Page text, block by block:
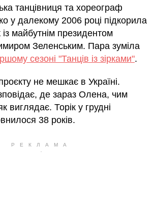
танцівниця та хореограф
у далекому 2006 році підкорила
майбутнім президентом
Зеленським. Пара зуміла
сезоні "Танців із зірками".
не мешкає в Україні.
де зараз Олена, чим
виглядає. Торік у грудні
38 років.